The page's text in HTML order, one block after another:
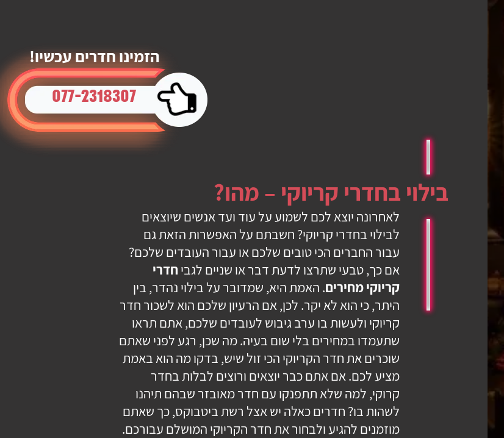
הזמינו חדרים עכשיו!
077-2318307
בילוי בחדרי קריוקי – מהו?
לאחרונה יוצא לכם לשמוע על עוד ועד אנשים שיוצאים
לבילוי בחדרי קריוקי? חשבתם על האפשרות הזאת גם
עבור החברים הכי טובים שלכם או עבור העובדים שלכם?
אם כך, טבעי שתרצו לדעת דבר או שניים לגבי חדרי
קריוקי מחירים. האמת היא, שמדובר על בילוי נהדר, בין
היתר, כי הוא לא יקר. לכן, אם הרעיון שלכם הוא לשכור חדר
קריוקי ולעשות בו ערב גיבוש לעובדים שלכם, אתם תראו
שתעמדו במחירים בלי שום בעיה. מה שכן, רגע לפני שאתם
שוכרים את חדר הקריוקי הכי זול שיש, בדקו מה הוא באמת
מציע לכם. אם אתם כבר יוצאים ורוצים לבלות בחדר
קרוקי, למה שלא תתפנקו עם חדר מאובזר שבהם תיהנו
לשהות בו? חדרים כאלה יש אצל רשת ביטבוקס, כך שאתם
מוזמנים להגיע ולבחור את חדר הקריוקי המושלם עבורכם.